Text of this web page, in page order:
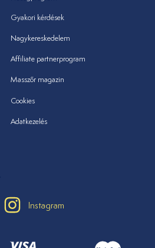
Gyakori kérdések
Nagykereskedelem
Affiliate partnerprogram
Masszőr magazin
Cookies
Adatkezelés
Instagram